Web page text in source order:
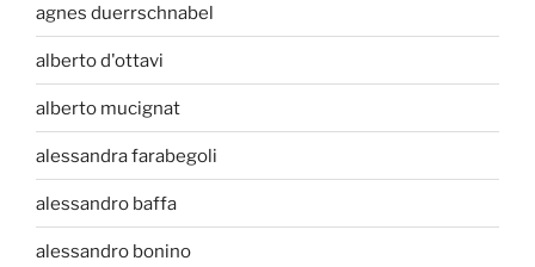
agnes duerrschnabel
alberto d'ottavi
alberto mucignat
alessandra farabegoli
alessandro baffa
alessandro bonino